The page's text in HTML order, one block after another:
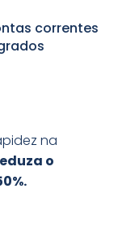
correntes
na
o
.